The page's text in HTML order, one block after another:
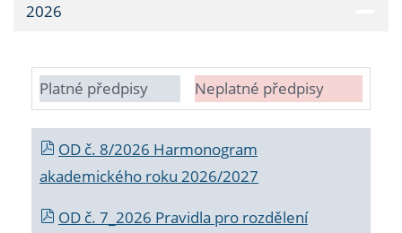
2026
Platné předpisy Neplatné předpisy
OD č. 8/2026 Harmonogram
akademického roku 2026/2027
OD č. 7_2026 Pravidla pro rozdělení